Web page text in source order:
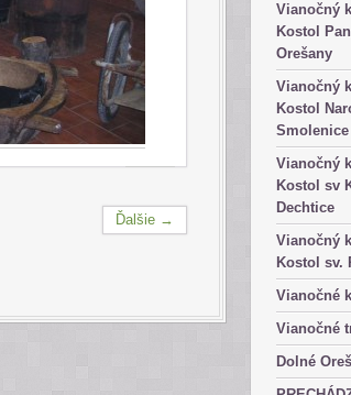
Vianočný
Kostol
Orešany
Vianočný
Kostol
Smolenice
Vianočný
Kostol sv
Dechtice
Vianočný
Kostol sv.
Vianočné
Vianočné
Dolné
Ďalšie →